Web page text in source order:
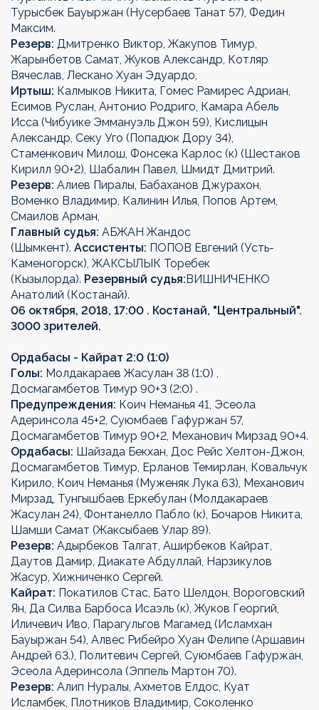
Турысбек Бауыржан (Нусербаев Танат 57), Федин
Максим.
Резерв: Дмитренко Виктор, Жакупов Тимур,
Жарынбетов Самат, Жуков Александр, Котляр
Вячеслав, Лескано Хуан Эдуардо,
Иртыш: Калмыков Никита, Гомес Рамирес Адриан,
Есимов Руслан, Антонио Родриго, Камара Абель
Исса (Чибуике Эммануэль Джон 59), Кислицын
Александр, Секу Уго (Попадюк Дору 34),
Стаменкович Милош, Фонсека Карлос (к) (Шестаков
Кирилл 90+2), Шабалин Павел, Шмидт Дмитрий.
Резерв: Алиев Пиралы, Бабаханов Джурахон,
Воменко Владимир, Калинин Илья, Попов Артем,
Смаилов Арман,
Главный судья: АБЖАН Жандос
(Шымкент). Ассистенты: ПОПОВ Евгений (Усть-
Каменогорск), ЖАКСЫЛЫК Торебек
(Кызылорда). Резервный судья:ВИШНИЧЕНКО
Анатолий (Костанай).
06 октября, 2018, 17:00 . Костанай, "Центральный".
3000 зрителей.
Ордабасы - Кайрат 2:0 (1:0)
Голы: Молдакараев Жасулан 38 (1:0) ,
Досмагамбетов Тимур 90+3 (2:0) .
Предупреждения: Коич Неманья 41, Эсеола
Адеринсола 45+2, Суюмбаев Гафуржан 57,
Досмагамбетов Тимур 90+2, Механович Мирзад 90+4.
Ордабасы: Шайзада Бекхан, Дос Рейс Хелтон-Джон,
Досмагамбетов Тимур, Ерланов Темирлан, Ковальчук
Кирило, Коич Неманья (Муженяк Лука 63), Механович
Мирзад, Тунгышбаев Еркебулан (Молдакараев
Жасулан 24), Фонтанелло Пабло (к), Бочаров Никита,
Шамши Самат (Жаксыбаев Улар 89).
Резерв: Адырбеков Талгат, Аширбеков Кайрат,
Даутов Дамир, Диакате Абдуллай, Нарзикулов
Жасур, Хижниченко Сергей.
Кайрат: Покатилов Стас, Бато Шелдон, Вороговский
Ян, Да Силва Барбоса Исаэль (к), Жуков Георгий,
Иличевич Иво, Парагульгов Магамед (Исламхан
Бауыржан 54), Алвес Рибейро Хуан Фелипе (Аршавин
Андрей 63.), Политевич Сергей, Суюмбаев Гафуржан,
Эсеола Адеринсола (Эппель Мартон 70).
Резерв: Алип Нуралы, Ахметов Елдос, Куат
Исламбек, Плотников Владимир, Соколенко